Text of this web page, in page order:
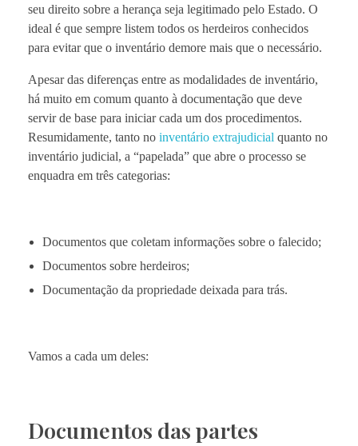
seu direito sobre a herança seja legitimado pelo Estado. O
ideal é que sempre listem todos os herdeiros conhecidos
para evitar que o inventário demore mais que o necessário.
Apesar das diferenças entre as modalidades de inventário,
há muito em comum quanto à documentação que deve
servir de base para iniciar cada um dos procedimentos.
Resumidamente, tanto no inventário extrajudicial quanto no
inventário judicial, a “papelada” que abre o processo se
enquadra em três categorias:
Documentos que coletam informações sobre o falecido;
Documentos sobre herdeiros;
Documentação da propriedade deixada para trás.
Vamos a cada um deles:
Documentos das partes